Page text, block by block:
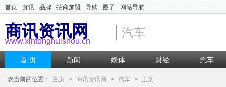
首页 资讯 品牌 招商加盟 导购 圈子 网站导航
商讯资讯网
www.xintonghuishou.cn
汽车
首 页 新闻 娱体 财经 汽车
您当前的位置： 主页 > 商讯资讯网 > 汽车 > 正文